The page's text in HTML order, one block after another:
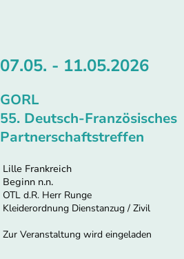
07.05. - 11.05.2026
GORL
55. Deutsch-Französisches
Partnerschaftstreffen
Lille Frankreich
Beginn n.n.
OTL d.R. Herr Runge
Kleiderordnung Dienstanzug / Zivil
Zur Veranstaltung wird eingeladen